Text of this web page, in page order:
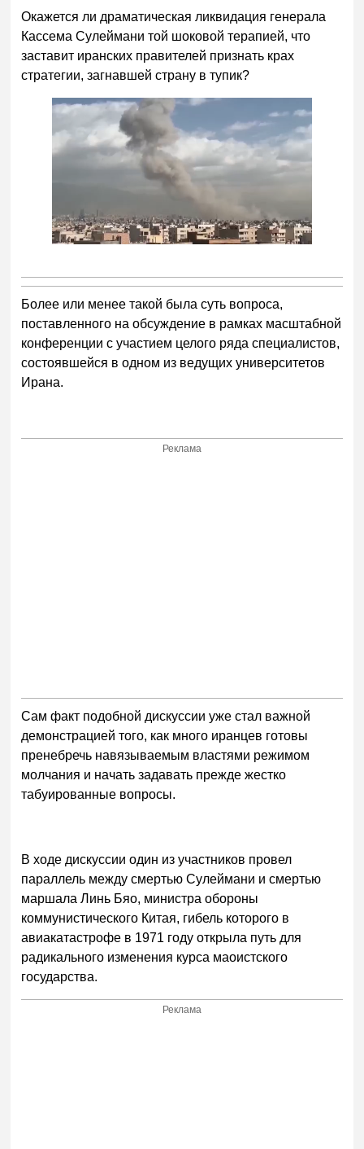
Окажется ли драматическая ликвидация генерала
Кассема Сулеймани той шоковой терапией, что
заставит иранских правителей признать крах
стратегии, загнавшей страну в тупик?
Более или менее такой была суть вопроса,
поставленного на обсуждение в рамках масштабной
конференции с участием целого ряда специалистов,
состоявшейся в одном из ведущих университетов
Ирана.
Реклама
Сам факт подобной дискуссии уже стал важной
демонстрацией того, как много иранцев готовы
пренебречь навязываемым властями режимом
молчания и начать задавать прежде жестко
табуированные вопросы.
В ходе дискуссии один из участников провел
параллель между смертью Сулеймани и смертью
маршала Линь Бяо, министра обороны
коммунистического Китая, гибель которого в
авиакатастрофе в 1971 году открыла путь для
радикального изменения курса маоистского
государства.
Реклама